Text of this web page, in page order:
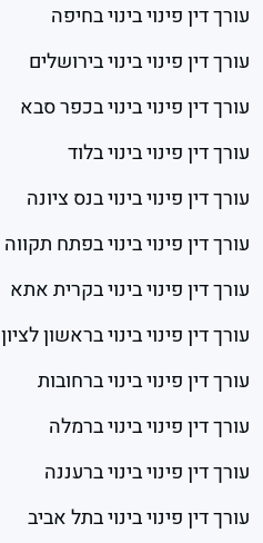
עורך דין פינוי בינוי בחיפה
עורך דין פינוי בינוי בירושלים
עורך דין פינוי בינוי בכפר סבא
עורך דין פינוי בינוי בלוד
עורך דין פינוי בינוי בנס ציונה
עורך דין פינוי בינוי בפתח תקווה
עורך דין פינוי בינוי בקרית אתא
עורך דין פינוי בינוי בראשון לציון
עורך דין פינוי בינוי ברחובות
עורך דין פינוי בינוי ברמלה
עורך דין פינוי בינוי ברעננה
עורך דין פינוי בינוי בתל אביב